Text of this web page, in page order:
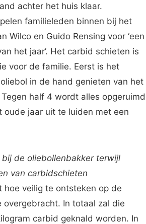
achter het huis klaar.
familieleden binnen bij het
Wilco en Guido Rensing voor ‘een
het jaar’. Het carbid schieten is
voor de familie. Eerst is het
in de hand genieten van het
half 4 wordt alles opgeruimd
oude jaar uit te luiden met een
de oliebollenbakker terwijl
van carbidschieten
hoe veilig te ontsteken op de
overgebracht. In totaal zal die
carbid geknald worden. In